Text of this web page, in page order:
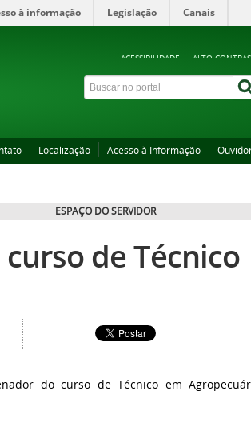
à informação Legislação Canais
ACESSIBILIDADE ALTO
Localização Acesso à Informação
ESPAÇO DO SERVIDOR
de Técnico
do curso de Técnico em